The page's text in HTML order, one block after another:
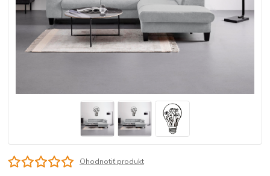
Ohodnotiť produkt